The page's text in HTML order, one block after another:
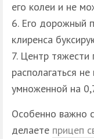
его колеи и не
Его дорожный
клиренса
Центр тяжести
располагаться
умноженной на
Особенно важно
делаете прицеп